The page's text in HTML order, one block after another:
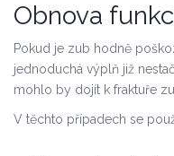
Obnova
Pokud je zub hodně
jednoduchá výplň již
mohlo by dojít k fraktuře
V těchto případech se